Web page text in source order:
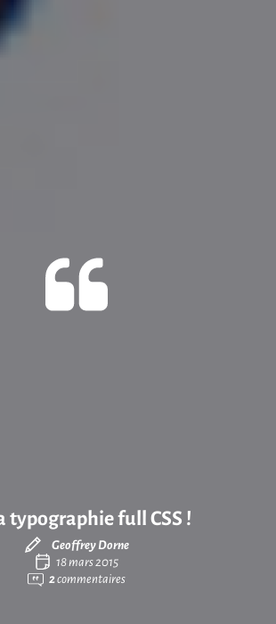
typographie full CSS !
Geoffrey Dorne
18 mars 2015
2commentaires